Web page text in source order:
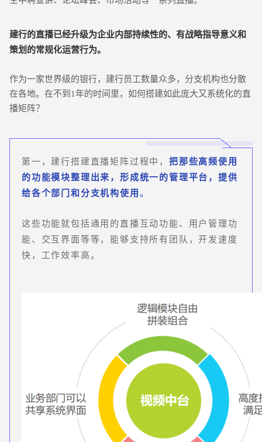
建行的直播已经升级为企业内部持续性的、有战略指导意义和
策划的常规化运营行为。
作为一家世界级的银行，建行员工数量众多，分支机构也分散
在各地。在不到1年的时间里，如何搭建如此庞大又系统化的直
播矩阵？
第一，建行搭建直播矩阵过程中， 把那些高频使用
的功能模块整理出来，形成统一的管理平台，提供
给各个部门和分支机构使用 。
这些功能就包括通用的直播互动功能、用户管理功
能、交互界面等等，能够支持所有团队，开发速度
快，工作效率高。